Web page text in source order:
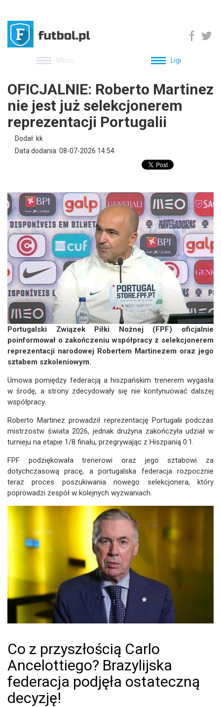
Menu Ligi
OFICJALNIE: Roberto Martinez
nie jest już selekcjonerem
reprezentacji Portugalii
Dodał: kk
Data dodania: 08-07-2026 14:54
Portugalski Związek Piłki Nożnej (FPF) oficjalnie
poinformował o zakończeniu współpracy z selekcjonerem
reprezentacji narodowej Robertem Martinezem oraz jego
sztabem szkoleniowym.
Umowa pomiędzy federacją a hiszpańskim trenerem wygasła
w środę, a strony zdecydowały się nie kontynuować dalszej
współpracy.
Roberto Martinez prowadził reprezentację Portugalii podczas
mistrzostw świata 2026, jednak drużyna zakończyła udział w
turnieju na etapie 1/8 finału, przegrywając z Hiszpanią 0:1.
FPF podziękowała trenerowi oraz jego sztabowi za
dotychczasową pracę, a portugalska federacja rozpocznie
teraz proces poszukiwania nowego selekcjonera, który
poprowadzi zespół w kolejnych wyzwaniach.
Co z przyszłością Carlo
Ancelottiego? Brazylijska
federacja podjęła ostateczną
decyzję!